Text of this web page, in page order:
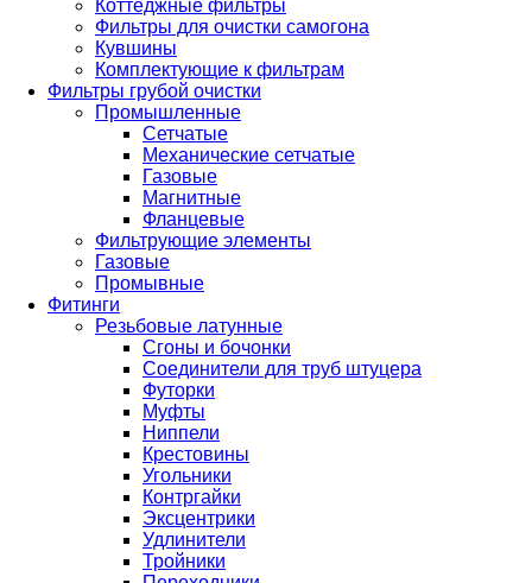
Коттеджные фильтры
Фильтры для очистки самогона
Кувшины
Комплектующие к фильтрам
Фильтры грубой очистки
Промышленные
Сетчатые
Механические сетчатые
Газовые
Магнитные
Фланцевые
Фильтрующие элементы
Газовые
Промывные
Фитинги
Резьбовые латунные
Сгоны и бочонки
Соединители для труб штуцера
Футорки
Муфты
Ниппели
Крестовины
Угольники
Контргайки
Эксцентрики
Удлинители
Тройники